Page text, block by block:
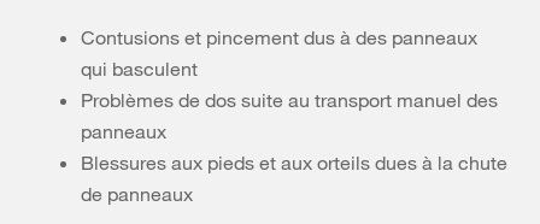
Contusions et pincement dus à des panneaux
qui basculent
Problèmes de dos suite au transport manuel des
panneaux
Blessures aux pieds et aux orteils dues à la chute
de panneaux